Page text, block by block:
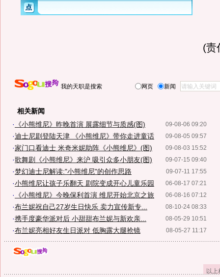
(责
我的天职是搜索 网页 新闻
相关新闻
09-08-06 09:20
· 《小熊维尼》昨晚首演 展露细节与质感(图)
09-08-05 09:57
·迪士尼剧登陆天津 《小熊维尼》带你走进童话
09-08-03 15:52
·家门口看迪士 米奇米妮助阵《小熊维尼》(图)
09-07-15 09:40
·歌舞剧《小熊维尼》来沪 吸引众多小朋友(图)
09-07-11 17:55
·梦幻迪士尼解读:"小熊维尼"的创作思路
06-08-17 07:21
·小熊维尼让孩子乐翻天 剧院变成开心儿童乐园
06-08-16 07:12
· 《小熊维尼》今晚保利首演 维尼开始北京之旅
08-10-24 08:33
·布兰妮祝自己27岁生日快乐 卖力宣传新专...
08-05-29 10:51
·携手度豪华派对后 小甜甜布兰妮与新欢亲...
08-05-27 11:17
·布兰妮亮相好友生日派对 低胸露大腿抢镜
以